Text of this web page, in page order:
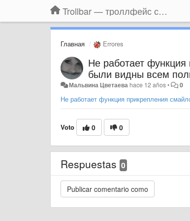
Trollbar — троллфейс смайлы для Контакта, Фейсбука, Одноклассников
Главная Errores
Не работает
были видны всем
Мальвина Цветаева hace 12 años• 0
Не работает функция прикрепления
Voto 0 0
Respuestas 0